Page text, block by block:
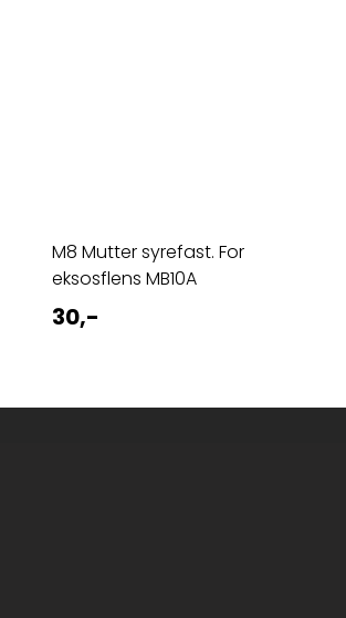
M8 Mutter syrefast. For
eksosflens MB10A
30,-